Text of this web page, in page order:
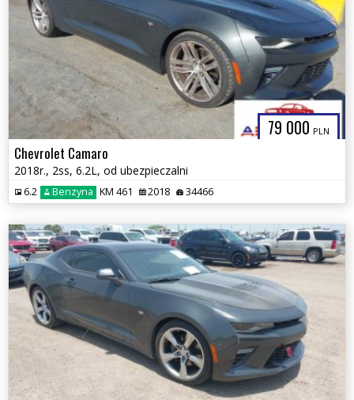
79 000 PLN
Chevrolet Camaro
2018r., 2ss, 6.2L, od ubezpieczalni
6.2 Benzyna KM 461 2018 34466